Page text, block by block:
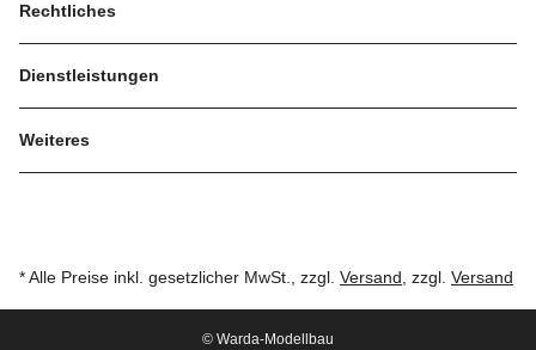
Rechtliches
Dienstleistungen
Weiteres
* Alle Preise inkl. gesetzlicher MwSt., zzgl. Versand , zzgl. Versand
© Warda-Modellbau